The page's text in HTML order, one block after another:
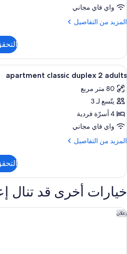
واي فاي مجاني
المزيد من التفاصيل
المزيد
الغرفة
استعراض
جميع
صور
apartment
classic
duplex
2
adults
خزنة
8
apartment classic duplex 2 adults
80 متر مربع
يتّسع لـ 3
4 أسرّة فردية
واي فاي مجاني
المزيد من التفاصيل
المزيد
apartment
classic
duplex
adults
خيارات أخرى قد تنال
إعلان
بارسيلو مارجاريتاس رويال ليفيل -